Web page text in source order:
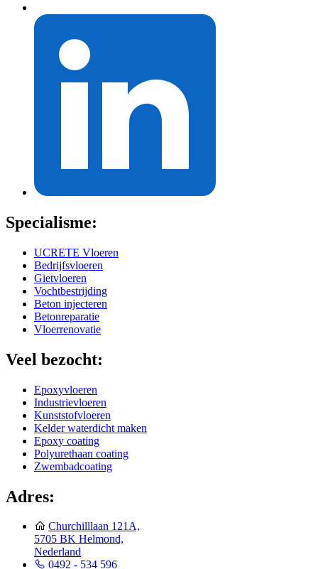
Specialisme:
UCRETE Vloeren
Bedrijfsvloeren
Gietvloeren
Vochtbestrijding
Beton injecteren
Betonreparatie
Vloerrenovatie
Veel bezocht:
Epoxyvloeren
Industrievloeren
Kunststofvloeren
Kelder waterdicht maken
Epoxy coating
Polyurethaan coating
Zwembadcoating
Adres:
Churchilllaan 121A,
5705 BK Helmond,
Nederland
0492 - 534 596